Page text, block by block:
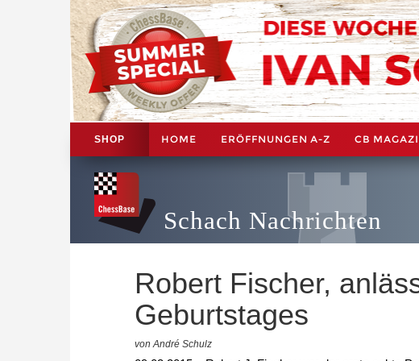
SHOP HOME ERÖFFNUNGEN A-Z CB
Schach Nachrichten
Robert Fischer,
Geburtstages
von André Schulz